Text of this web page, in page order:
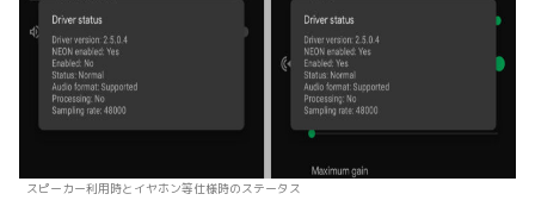
スピーカー利用時とイヤホン等仕様時のステータス